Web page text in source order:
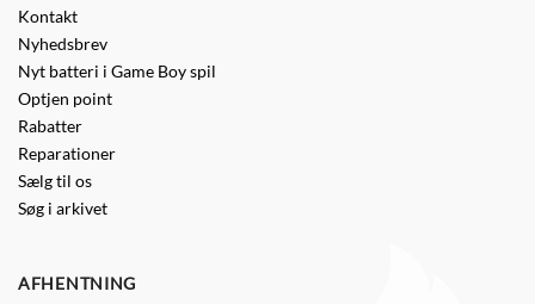
Kontakt
Nyhedsbrev
Nyt batteri i Game Boy spil
Optjen point
Rabatter
Reparationer
Sælg til os
Søg i arkivet
AFHENTNING